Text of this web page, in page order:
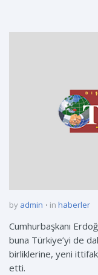
by admin in haberler
Cumhurbaşkanı
buna Türkiye’yi de
birliklerine, yeni
etti.